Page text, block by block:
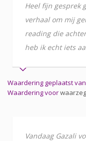
Heel fijn gesprek
verhaal om mij
reading die
heb ik echt iets
Waardering geplaatst
Waardering voor
Vandaag Gazali